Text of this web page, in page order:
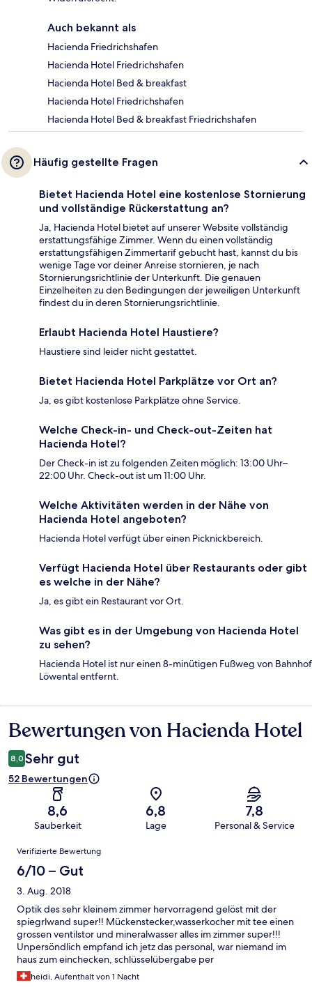
Auch bekannt als
Hacienda Friedrichshafen
Hacienda Hotel Friedrichshafen
Hacienda Hotel Bed & breakfast
Hacienda Hotel Friedrichshafen
Hacienda Hotel Bed & breakfast Friedrichshafen
Häufig gestellte Fragen
Bietet Hacienda Hotel eine kostenlose Stornierung
und vollständige Rückerstattung an?
Ja, Hacienda Hotel bietet auf unserer Website vollständig
erstattungsfähige Zimmer. Wenn du einen vollständig
erstattungsfähigen Zimmertarif gebucht hast, kannst du bis
wenige Tage vor deiner Anreise stornieren, je nach
Stornierungsrichtlinie der Unterkunft. Die genauen
Einzelheiten zu den Bedingungen der jeweiligen Unterkunft
findest du in deren Stornierungsrichtlinie.
Erlaubt Hacienda Hotel Haustiere?
Haustiere sind leider nicht gestattet.
Bietet Hacienda Hotel Parkplätze vor Ort an?
Ja, es gibt kostenlose Parkplätze ohne Service.
Welche Check-in- und Check-out-Zeiten hat
Hacienda Hotel?
Der Check-in ist zu folgenden Zeiten möglich: 13:00 Uhr–
22:00 Uhr. Check-out ist um 11:00 Uhr.
Welche Aktivitäten werden in der Nähe von
Hacienda Hotel angeboten?
Hacienda Hotel verfügt über einen Picknickbereich.
Verfügt Hacienda Hotel über Restaurants oder gibt
es welche in der Nähe?
Ja, es gibt ein Restaurant vor Ort.
Was gibt es in der Umgebung von Hacienda Hotel
zu sehen?
Hacienda Hotel ist nur einen 8-minütigen Fußweg von Bahnhof
Löwental entfernt.
Bewertungen
Bewertungen von Hacienda Hotel
8,0 Sehr gut
52 Bewertungen
8,6
Sauberkeit
6,8
Lage
7,8
Personal & Service
Bewertungen
Verifizierte Bewertung
6/10 – Gut
3. Aug. 2018
Optik des sehr kleinem zimmer hervorragend gelöst mit der
spiegrlwand super!! Mückenstecker,wasserkocher mit tee einen
grossen ventilstor und mineralwasser alles im zimmer super!!!
Unpersöndlich empfand ich jetz das personal, war niemand im
haus zum einchecken, schlüsselübergabe per
gegensprechanlage. Beim Frühstück war alles da, nur
schmeckte mir der kaffe nicht aus dem automaten. Wenn das
heidi, Aufenthalt von 1 Nacht